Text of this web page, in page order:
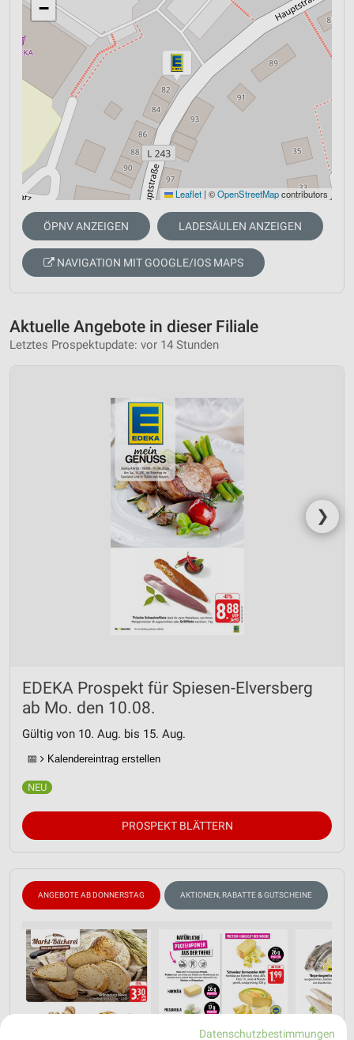
−
Leaflet | ©OpenStreetMapcontributors
ÖPNV ANZEIGEN LADESÄULEN ANZEIGEN
NAVIGATION MIT GOOGLE/IOS MAPS
Aktuelle Angebote in dieser Filiale
Letztes Prospektupdate: vor 14 Stunden
❯
EDEKA Prospekt für Spiesen-Elversberg
ab Mo. den 10.08.
Gültig von 10. Aug. bis 15. Aug.
📅 Kalendereintrag erstellen
PROSPEKT BLÄTTERN
ANGEBOTE AB DONNERSTAG AKTIONEN, RABATTE & GUTSCHEINE
Datenschutzbestimmungen